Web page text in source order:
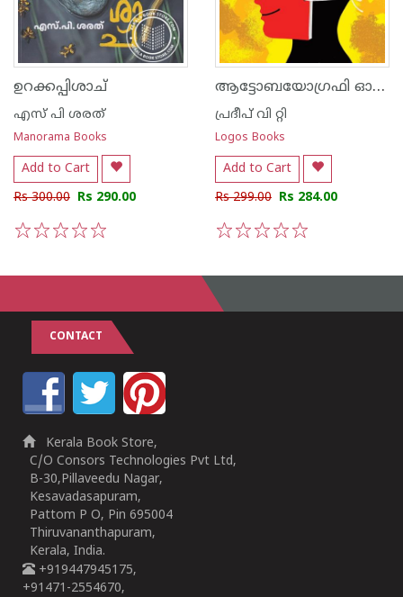
ഉറക്കപ്പിശാച്
എസ് പി ശരത്
Manorama Books
Add to Cart
Rs 300.00 Rs 290.00
ആട്ടോബയോഗ്രഫി ഓഫ് ആൻ അൽ മല്ലു
പ്രദീപ് വി റ്റി
Logos Books
Add to Cart
Rs 299.00 Rs 284.00
CONTACT
Kerala Book Store,
C/O Consors Technologies Pvt Ltd,
B-30,Pillaveedu Nagar,
Kesavadasapuram,
Pattom P O, Pin 695004
Thiruvananthapuram,
Kerala, India.
+919447945175,
+91471-2554670,